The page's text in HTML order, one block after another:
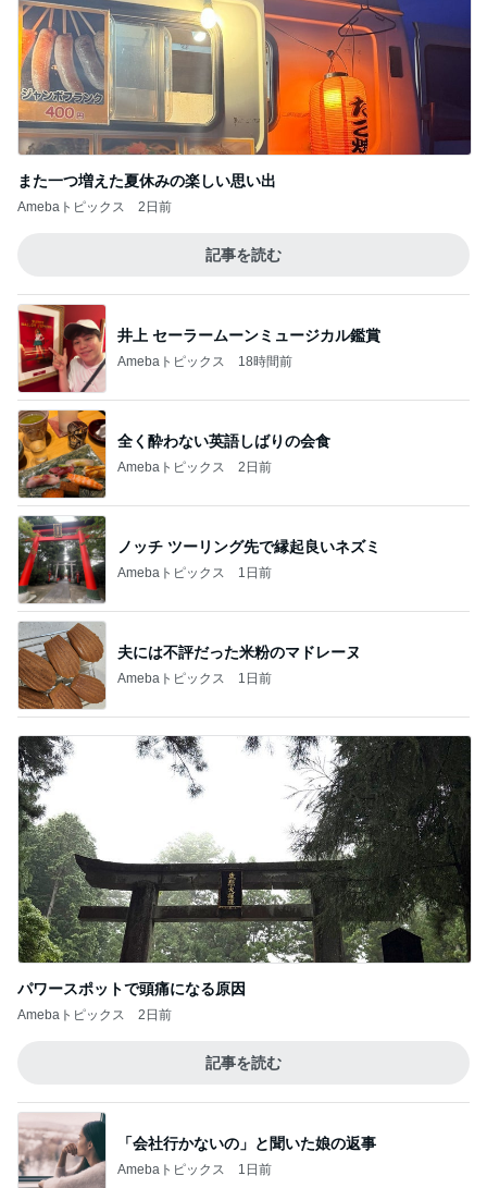
また一つ増えた夏休みの楽しい思い出
Amebaトピックス 2日前
記事を読む
井上 セーラームーンミュージカル鑑賞
Amebaトピックス 18時間前
全く酔わない英語しばりの会食
Amebaトピックス 2日前
ノッチ ツーリング先で縁起良いネズミ
Amebaトピックス 1日前
夫には不評だった米粉のマドレーヌ
Amebaトピックス 1日前
パワースポットで頭痛になる原因
Amebaトピックス 2日前
記事を読む
「会社行かないの」と聞いた娘の返事
Amebaトピックス 1日前